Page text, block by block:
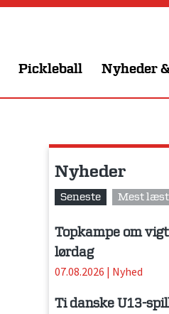
Pickleball Nyheder
Nyheder
Seneste Mest
Topkampe om
lørdag
07.08.2026 | Nyhed
Ti danske U13-